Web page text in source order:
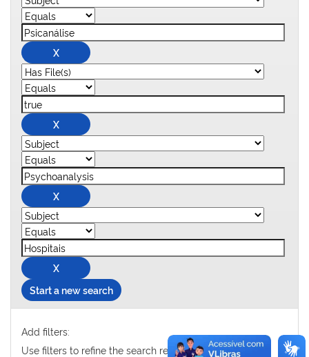
Start a new search
Add filters:
Use filters to refine the search results.